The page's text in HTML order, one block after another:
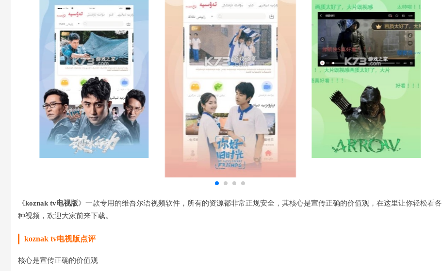
《koznak tv电视版》一款专用的维吾尔语视频软件，所有的资源都非常正规安全，其核心是宣传正确的价值观，在这里让你轻松看各
种视频，欢迎大家前来下载。
koznak tv电视版点评
核心是宣传正确的价值观